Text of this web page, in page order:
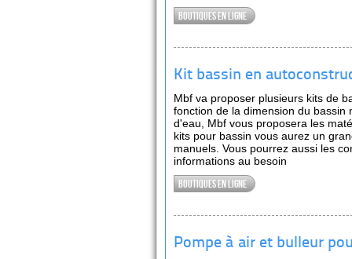
Boutiques en ligne
Kit bassin en
Mbf va proposer plusieurs kits de
fonction de la dimension du
d'eau, Mbf vous proposera les
kits pour bassin vous aurez un
manuels. Vous pourrez aussi les
informations au besoin
Boutiques en ligne
Pompe à air et bulleur